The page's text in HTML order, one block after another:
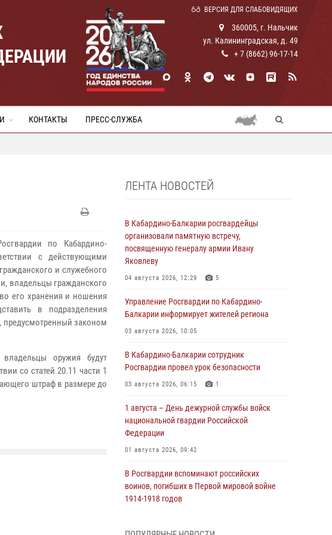
ВЕРСИЯ ДЛЯ СЛАБОВИДЯЩИХ
360005, г. Нальчик
ул. Калининградская, д. 49
+ 7 (8662) 96-17-14
КОНТАКТЫ ПРЕСС-СЛУЖБА
по Кабардино-
с действующими
и служебного
владельцы гражданского
его хранения и ношения
в подразделения
предусмотренный законом
оружия будут
со статей 20.11 части 1
штраф в размере до
ЛЕНТА НОВОСТЕЙ
В Кабардино-Балкарии росгвардейцы
организовали памятную встречу,
посвященную генералу армии Ивану
Яковлеву
04 августа 2026, 12:29 5
Управление Росгвардии по Кабардино-
Балкарии информирует жителей региона
03 августа 2026, 10:05
В Кабардино‑Балкарии сотрудник
Росгвардии провел урок безопасности
03 августа 2026, 06:15 1
1 августа – День дежурной службы войск
национальной гвардии Российской
Федерации
01 августа 2026, 09:42
В Росгвардии вспоминают российских
воинов, погибших в Первой мировой войне
1914-1918 годов